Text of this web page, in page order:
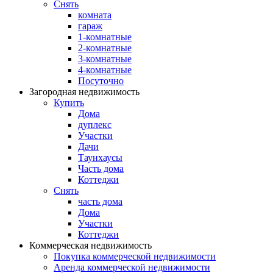
Снять
комната
гараж
1-комнатные
2-комнатные
3-комнатные
4-комнатные
Посуточно
Загородная недвижимость
Купить
Дома
дуплекс
Участки
Дачи
Таунхаусы
Часть дома
Коттеджи
Снять
часть дома
Дома
Участки
Коттеджи
Коммерческая недвижимость
Покупка коммерческой недвижимости
Аренда коммерческой недвижимости